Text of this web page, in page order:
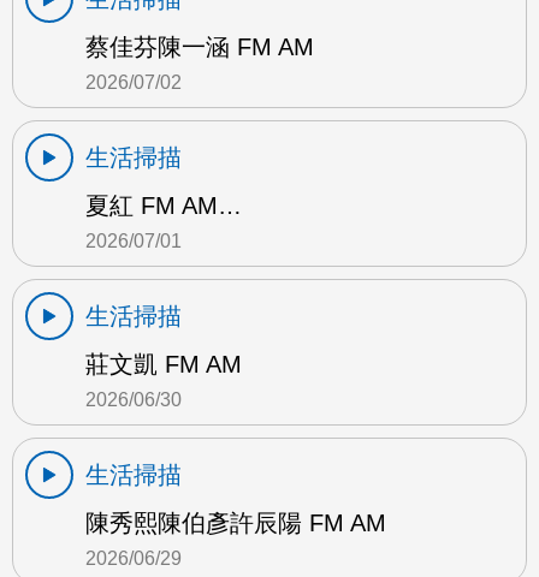
蔡佳芬陳一涵 FM AM
2026/07/02
生活掃描
夏紅 FM AM…
2026/07/01
生活掃描
莊文凱 FM AM
2026/06/30
生活掃描
陳秀熙陳伯彥許辰陽 FM AM
2026/06/29